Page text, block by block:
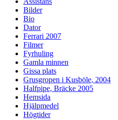
Bilder
Bio
Dator
Ferrari 2007
Filmer
Fyrhuling
Gamla minnen
Gissa plats
Grusgropen i Kusböle, 2004
Halfpipe, Bräcke 2005
Hemsida
Hjälpmedel
Högtider